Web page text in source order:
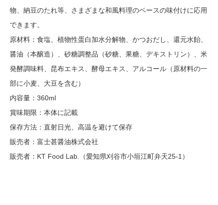
物、納豆のたれ等、さまざまな和風料理のベースの味付けに応用
できます。
原材料：食塩、植物性蛋白加水分解物、かつおだし、還元水飴、
醤油（本醸造）、砂糖調整品（砂糖、果糖、デキストリン）、米
発酵調味料、昆布エキス、酵母エキス、アルコール（原材料の一
部に小麦、大豆を含む）
内容量：360ml
賞味期限：本体に記載
保存方法：直射日光、高温を避けて保存
販売者：富士甚醤油株式会社
販売者：KT Food Lab.（愛知県刈谷市小垣江町弁天25-1）